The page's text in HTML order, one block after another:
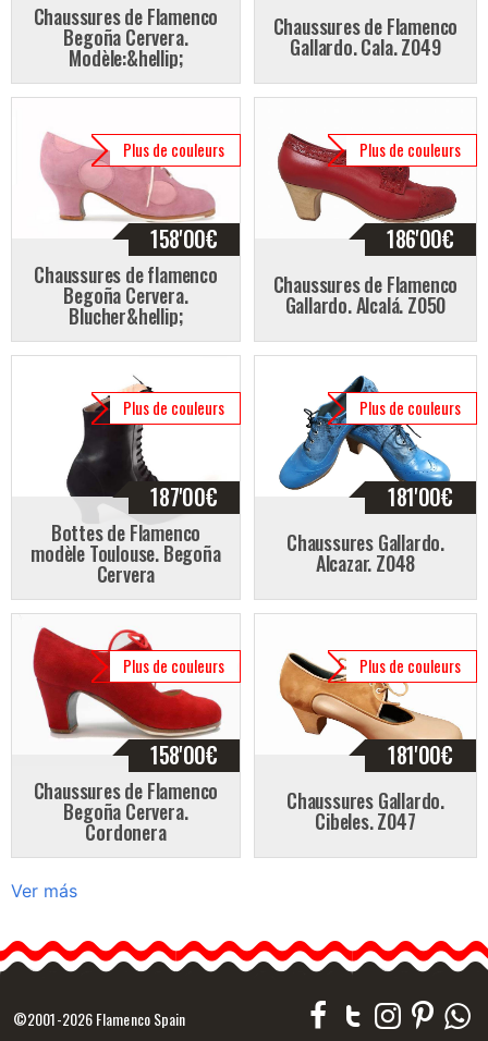
Chaussures de Flamenco
Begoña Cervera.
Modèle:&hellip;
Chaussures de Flamenco
Gallardo. Cala. Z049
Plus de couleurs
158'00€
Chaussures de flamenco
Begoña Cervera.
Blucher&hellip;
Plus de couleurs
186'00€
Chaussures de Flamenco
Gallardo. Alcalá. Z050
Plus de couleurs
187'00€
Bottes de Flamenco
modèle Toulouse. Begoña
Cervera
Plus de couleurs
181'00€
Chaussures Gallardo.
Alcazar. Z048
Plus de couleurs
158'00€
Chaussures de Flamenco
Begoña Cervera.
Cordonera
Plus de couleurs
181'00€
Chaussures Gallardo.
Cibeles. Z047
Ver más
©2001-2026 Flamenco Spain